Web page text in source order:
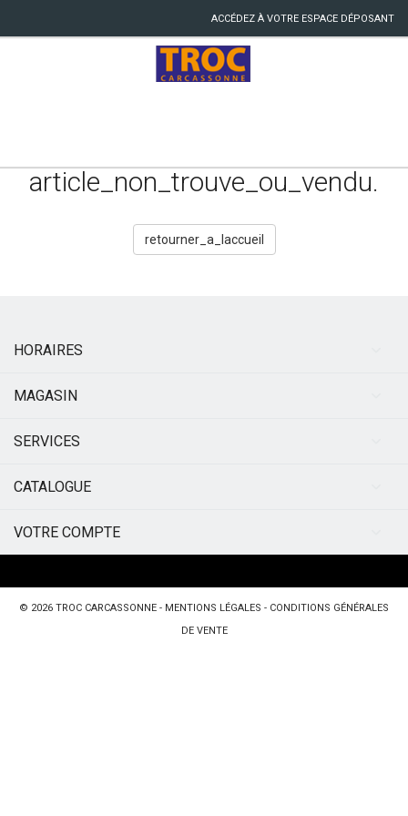
ACCÉDEZ À VOTRE ESPACE DÉPOSANT
article_non_trouve_ou_vendu.
retourner_a_laccueil
HORAIRES
MAGASIN
SERVICES
CATALOGUE
VOTRE COMPTE
© 2026 TROC CARCASSONNE - MENTIONS LÉGALES - CONDITIONS GÉNÉRALES
DE VENTE